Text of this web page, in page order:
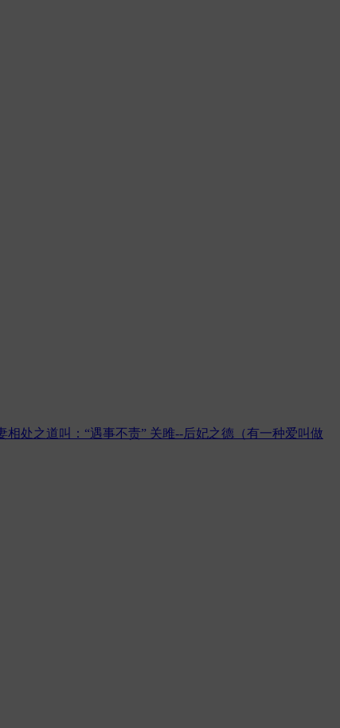
相处之道叫：“遇事不责” 关雎--后妃之德（有一种爱叫做